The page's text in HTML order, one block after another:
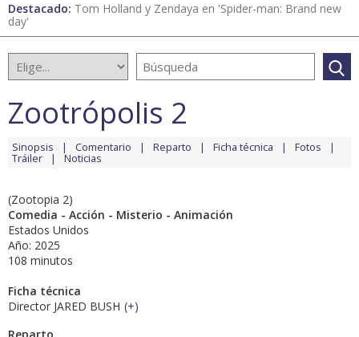
Destacado: Tom Holland y Zendaya en 'Spider-man: Brand new
day'
Zootrópolis 2
Sinopsis Comentario Reparto Ficha técnica Fotos
Tráiler Noticias
(Zootopia 2)
Comedia - Acción - Misterio - Animación
Estados Unidos
Año: 2025
108 minutos
Ficha técnica
Director JARED BUSH (+)